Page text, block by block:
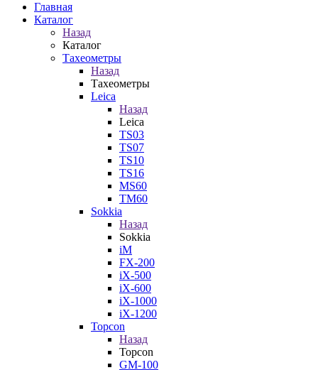
Главная
Каталог
Назад
Каталог
Тахеометры
Назад
Тахеометры
Leica
Назад
Leica
TS03
TS07
TS10
TS16
MS60
TM60
Sokkia
Назад
Sokkia
iM
FX-200
iX-500
iX-600
iX-1000
iX-1200
Topcon
Назад
Topcon
GM-100